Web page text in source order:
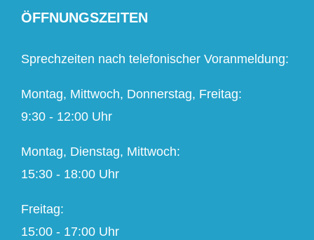
ÖFFNUNGSZEITEN
Sprechzeiten nach telefonischer Voranmeldung:
Montag, Mittwoch, Donnerstag, Freitag:
9:30 - 12:00 Uhr
Montag, Dienstag, Mittwoch:
15:30 - 18:00 Uhr
Freitag:
15:00 - 17:00 Uhr